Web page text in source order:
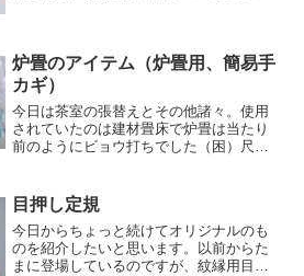
製作が可能です。4月後半...
炉畳のアイテム（炉畳用、簡易手
カギ）
今日は茶室の張替えとその他諸々。使用
されていたのは建材畳床で炉畳は当たり
前のようにビョウ打ちでした（困）尺４
ちでした（呆）ボードの場合や切り欠け
などは本当に多く見られま...
目押し定規
今日からちょっと続けてオリジナルのも
のを紹介したいと思います。以前からた
まに登場しているのですが、紋縁用目押